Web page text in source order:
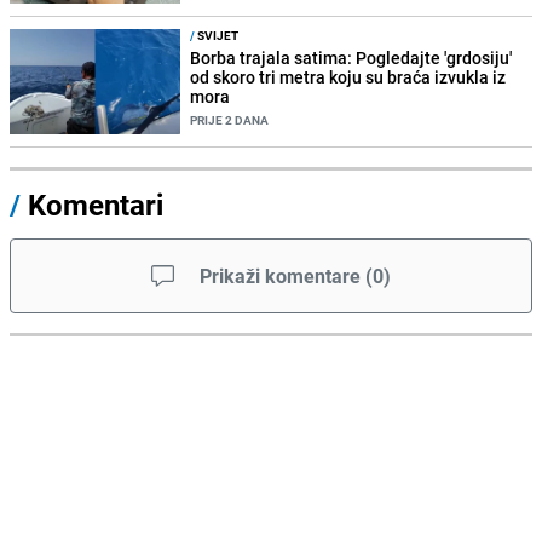
/SVIJET
Borba trajala satima: Pogledajte 'grdosiju'
od skoro tri metra koju su braća izvukla iz
mora
PRIJE 2 DANA
/ Komentari
Prikaži komentare (0)